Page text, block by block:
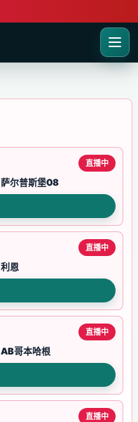
萨尔普斯堡08
直播中
利恩
直播中
AB哥本哈根
直播中
直播中